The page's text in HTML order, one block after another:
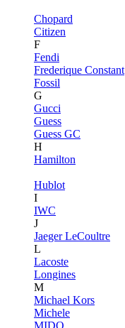
Chopard
Citizen
F
Fendi
Frederique Constant
Fossil
G
Gucci
Guess
Guess GC
H
Hamilton
Hublot
I
IWC
J
Jaeger LeCoultre
L
Lacoste
Longines
M
Michael Kors
Michele
MIDO